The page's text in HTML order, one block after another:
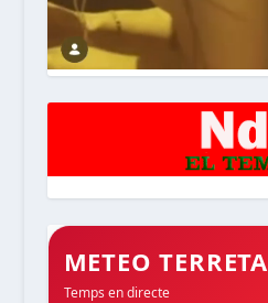
METEO TERRETA
Temps en directe